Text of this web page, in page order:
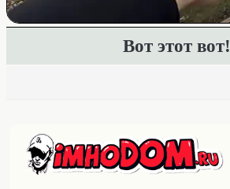
Вот этот вот!